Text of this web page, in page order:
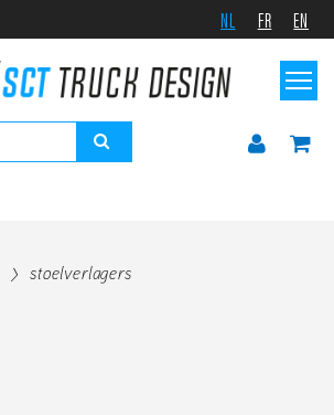
NL FR EN
stoelverlagers